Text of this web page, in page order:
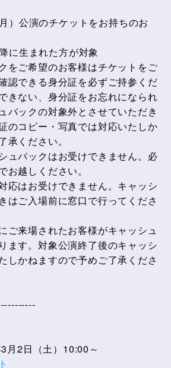
）公演のチケットをお持ちのお
に生まれた方が対象
をご希望のお客様はチケットをご
認できる身分証を必ずご持参くだ
きない、身分証をお忘れになられ
バックの対象外とさせていただき
のコピー・写真では対応いたしか
承ください。
ュバックはお受けできません。必
お越しください。
応はお受けできません。キャッシ
はご入場前に窓口で行ってくださ
ご来場されたお客様がキャッシュ
ます。対象公演終了後のキャッシ
しかねますので予めご了承くださ
月2日（土）10:00～